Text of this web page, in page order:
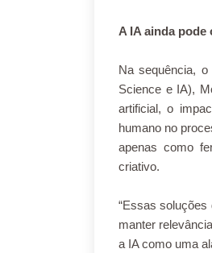
A IA ainda pode
Na sequência,
Science e IA),
artificial, o
humano no
apenas como
criativo.
“Essas
manter
a IA como uma